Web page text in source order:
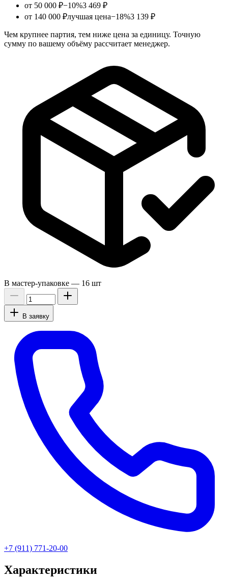
от 50 000 ₽−10%3 469 ₽
от 140 000 ₽лучшая цена−18%3 139 ₽
Чем крупнее партия, тем ниже цена за единицу. Точную
сумму по вашему объёму рассчитает менеджер.
В мастер-упаковке — 16 шт
В заявку
+7 (911) 771-20-00
Характеристики